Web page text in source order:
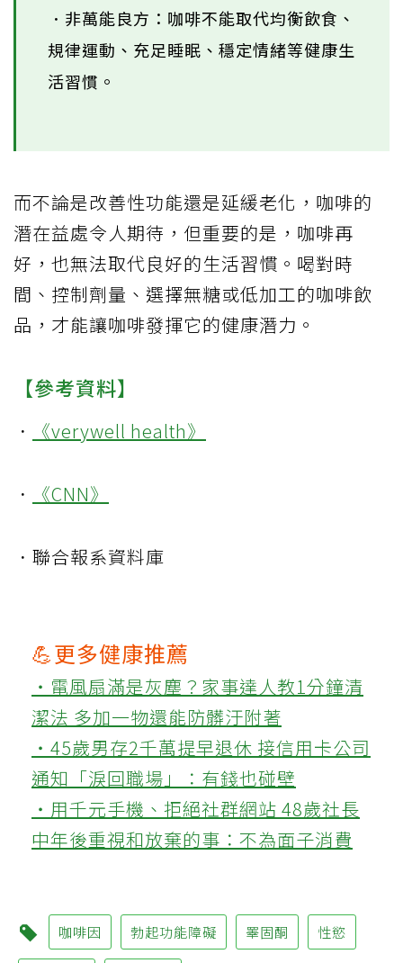
．非萬能良方：咖啡不能取代均衡飲食、
規律運動、充足睡眠、穩定情緒等健康生
活習慣。
而不論是改善性功能還是延緩老化，咖啡的
潛在益處令人期待，但重要的是，咖啡再
好，也無法取代良好的生活習慣。喝對時
間、控制劑量、選擇無糖或低加工的咖啡飲
品，才能讓咖啡發揮它的健康潛力。
【參考資料】
． 《verywell health》
． 《CNN》
．聯合報系資料庫
💪更多健康推薦
‧電風扇滿是灰塵？家事達人教1分鐘清
潔法 多加一物還能防髒汙附著
‧45歲男存2千萬提早退休 接信用卡公司
通知「淚回職場」：有錢也碰壁
‧用千元手機、拒絕社群網站 48歲社長
中年後重視和放棄的事：不為面子消費
咖啡因 勃起功能障礙 睪固酮 性慾